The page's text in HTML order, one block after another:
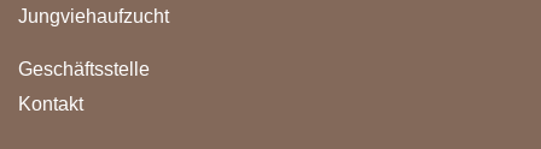
Jungviehaufzucht
Geschäftsstelle
Kontakt